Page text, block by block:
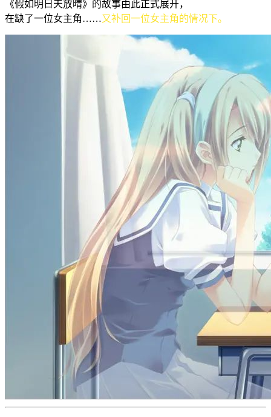
《假如明日天放晴》的故事由此正式展开，
在缺了一位女主角……又补回一位女主角的情况下。